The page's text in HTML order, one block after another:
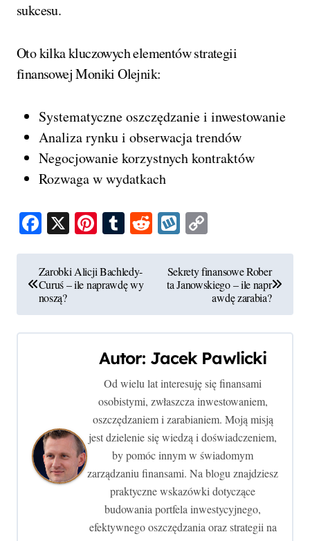
sukcesu.
Oto kilka kluczowych elementów strategii
finansowej Moniki Olejnik:
Systematyczne oszczędzanie i inwestowanie
Analiza rynku i obserwacja trendów
Negocjowanie korzystnych kontraktów
Rozwaga w wydatkach
Facebook
X Pinterest
Tumblr
RedditWykop
a
w
Zarobki Alicji Bachledy-
Curuś – ile naprawdę wy
noszą?
Sekrety finansowe Rober
ta Janowskiego – ile napr
awdę zarabia?
Autor: Jacek Pawlicki
Od wielu lat interesuję się finansami
osobistymi, zwłaszcza inwestowaniem,
oszczędzaniem i zarabianiem. Moją misją
jest dzielenie się wiedzą i doświadczeniem,
by pomóc innym w świadomym
zarządzaniu finansami. Na blogu znajdziesz
praktyczne wskazówki dotyczące
budowania portfela inwestycyjnego,
efektywnego oszczędzania oraz strategii na